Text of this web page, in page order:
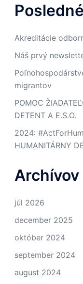
Akreditácie
Náš prvý
migrantov
POMOC
DETENT A E.S.O.
2024:
HUMANITÁRNY
Archívov
júl 2026
december 2025
október 2024
september 2024
august 2024